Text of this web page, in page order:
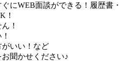
にWEB面談ができる！履歴書・
！
！
いい！など
聞かせください♪